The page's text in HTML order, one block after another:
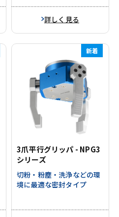
詳しく見る
新着
3爪平行グリッパ - NPG3
シリーズ
切粉・粉塵・洗浄などの環
境に最適な密封タイプ